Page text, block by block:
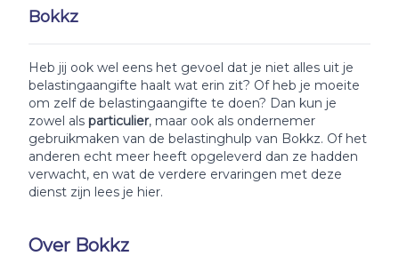
Bokkz
Heb jij ook wel eens het gevoel dat je niet alles uit je
belastingaangifte haalt wat erin zit? Of heb je moeite
om zelf de belastingaangifte te doen? Dan kun je
zowel als particulier, maar ook als ondernemer
gebruikmaken van de belastinghulp van Bokkz. Of het
anderen echt meer heeft opgeleverd dan ze hadden
verwacht, en wat de verdere ervaringen met deze
dienst zijn lees je hier.
Over Bokkz